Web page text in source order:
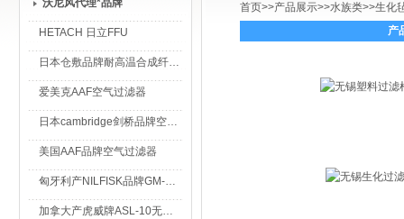
沃尼风代理*品牌
HETACH 日立FFU
日本仓敷品牌耐高温合成纤维过滤棉
爱美克AAF空气过滤器
日本cambridge剑桥品牌空气过滤器
美国AAF品牌空气过滤器
匈牙利产NILFISK品牌GM-80无尘室专用吸尘器
加拿大产虎威牌ASL-10无尘室专用吸尘器
首页>>产品展示>>水族类>>生化
产